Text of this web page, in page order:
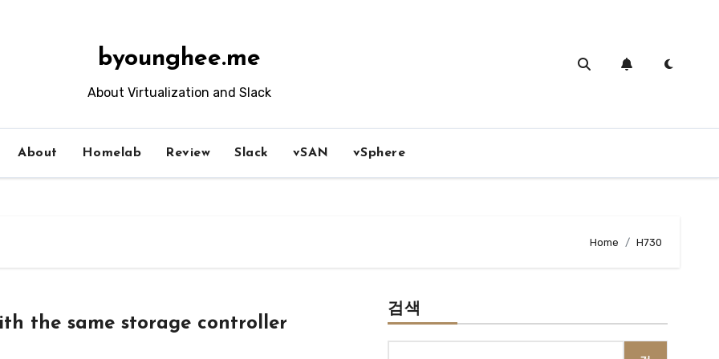
byounghee.me
About Virtualization and Slack
About Homelab Review Slack vSAN vSphere
Home H730
the same storage controller
검색